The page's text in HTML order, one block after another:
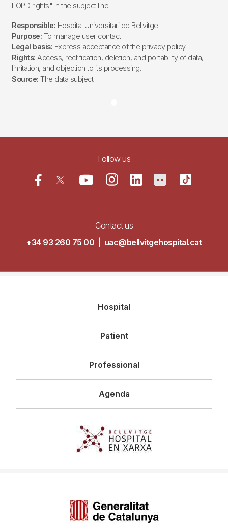
LOPD rights" in the subject line.
Responsible: Hospital Universitari de Bellvitge.
Purpose: To manage user contact
Legal basis: Express acceptance of the privacy policy.
Rights: Access, rectification, deletion, and portability of data,
limitation, and objection to its processing.
Source: The data subject.
Follow us
Contact us
+34 93 260 75 00
uac@bellvitgehospital.cat
principal
Hospital
Patient
Professional
Agenda